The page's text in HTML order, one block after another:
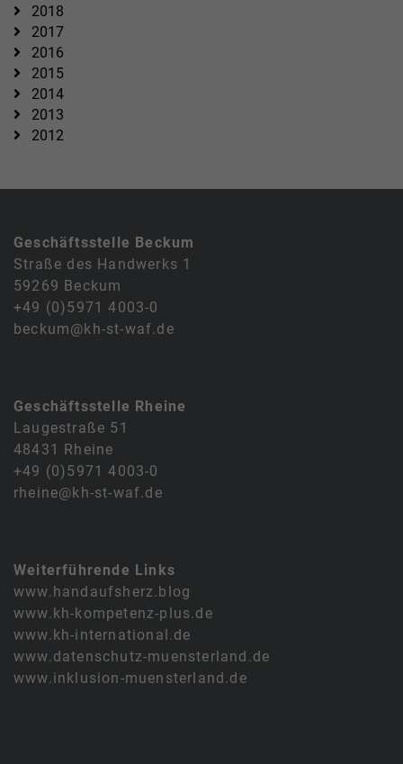
2018
2017
2016
2015
2014
2013
2012
Geschäftsstelle Beckum
Straße des Handwerks 1
59269 Beckum
+49 (0)5971 4003-0
beckum@kh-st-waf.de
Geschäftsstelle Rheine
Laugestraße 51
48431 Rheine
+49 (0)5971 4003-0
rheine@kh-st-waf.de
Weiterführende Links
www.handaufsherz.blog
www.kh-kompetenz-plus.de
www.kh-international.de
www.datenschutz-muensterland.de
www.inklusion-muensterland.de